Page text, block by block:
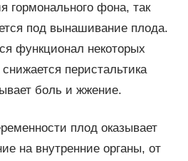
гормонального фона, так
под вынашивание плода.
функционал некоторых
перистальтика
боль и жжение.
плод оказывает
на внутренние органы, от